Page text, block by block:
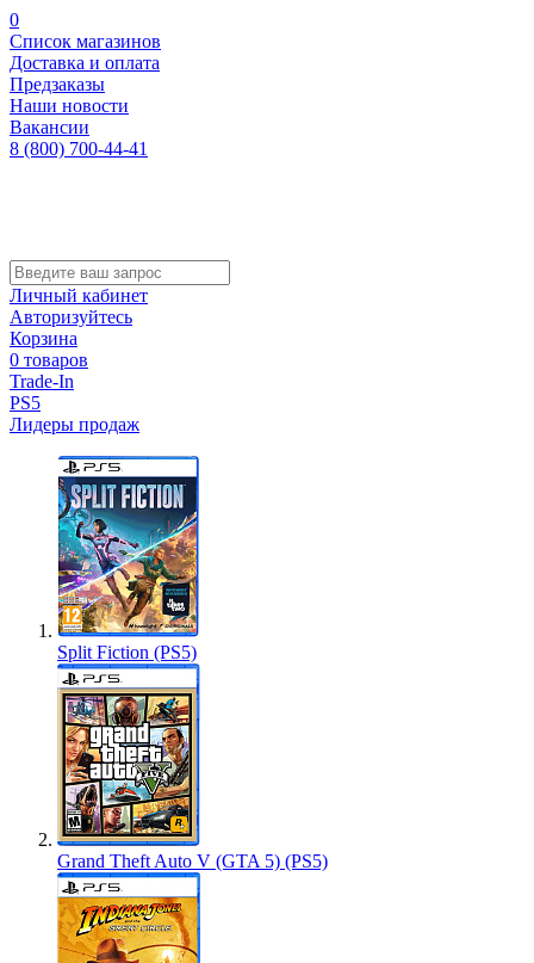
0
Список магазинов
Доставка и оплата
Предзаказы
Наши новости
Вакансии
8 (800) 700-44-41
Личный кабинет
Авторизуйтесь
Корзина
0 товаров
Trade-In
PS5
Лидеры продаж
Split Fiction (PS5)
Grand Theft Auto V (GTA 5) (PS5)